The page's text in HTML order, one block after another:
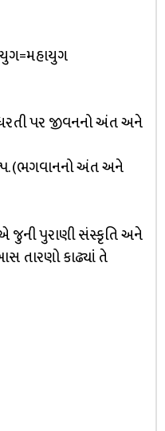
પર જીવનનો અંત અને
(ભગવાનનો અંત અને
પુરાણી સંસ્કૃતિ અને
તારણો કાઢ્યાં તે